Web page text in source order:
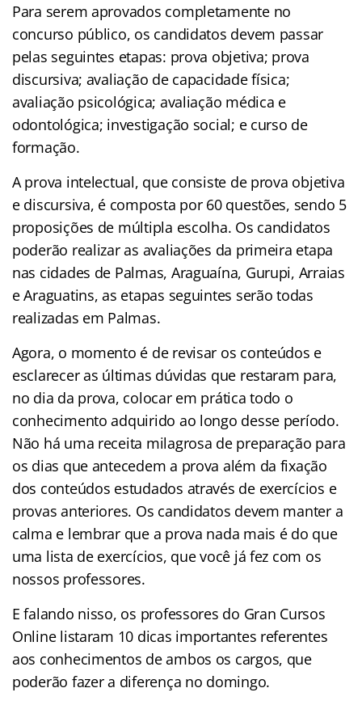
Para serem aprovados completamente no
concurso público, os candidatos devem passar
pelas seguintes etapas: prova objetiva; prova
discursiva; avaliação de capacidade física;
avaliação psicológica; avaliação médica e
odontológica; investigação social; e curso de
formação.
A prova intelectual, que consiste de prova objetiva
e discursiva, é composta por 60 questões, sendo 5
proposições de múltipla escolha. Os candidatos
poderão realizar as avaliações da primeira etapa
nas cidades de Palmas, Araguaína, Gurupi, Arraias
e Araguatins, as etapas seguintes serão todas
realizadas em Palmas.
Agora, o momento é de revisar os conteúdos e
esclarecer as últimas dúvidas que restaram para,
no dia da prova, colocar em prática todo o
conhecimento adquirido ao longo desse período.
Não há uma receita milagrosa de preparação para
os dias que antecedem a prova além da fixação
dos conteúdos estudados através de exercícios e
provas anteriores. Os candidatos devem manter a
calma e lembrar que a prova nada mais é do que
uma lista de exercícios, que você já fez com os
nossos professores.
E falando nisso, os professores do Gran Cursos
Online listaram 10 dicas importantes referentes
aos conhecimentos de ambos os cargos, que
poderão fazer a diferença no domingo.